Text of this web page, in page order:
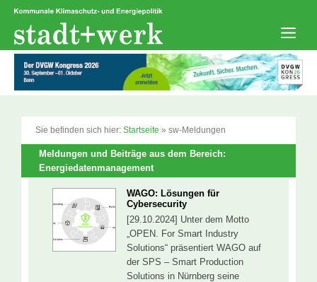
Zum
springen
Sie befinden sich hier: Startseite » sw-Meldungen
Meldungen und Beiträge aus dem Bereich:
Energiedatenmanagement
WAGO: Lösungen für
Cybersecurity
[29.10.2024] Unter dem Motto
„OPEN. For Smart Industry
Solutions“ präsentiert WAGO auf
der SPS – Smart Production
Solutions in Nürnberg seine